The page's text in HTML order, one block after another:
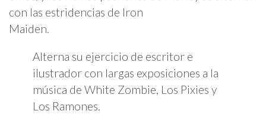
con las estridencias de Iron
Maiden.
Alterna su ejercicio de escritor e
ilustrador con largas exposiciones a la
música de White Zombie, Los Pixies y
Los Ramones.